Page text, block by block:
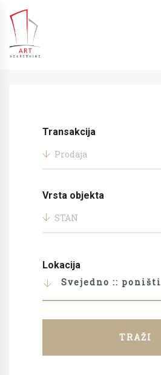
Transakcija
Prodaja
Vrsta objekta
STAN
Lokacija
Svejedno :: poništi
TRAŽI